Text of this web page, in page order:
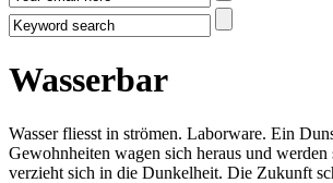
Wasserbar
Wasser fliesst in strömen. Laborware. Ein
Gewohnheiten wagen sich heraus und
verzieht sich in die Dunkelheit. Die Zukunft